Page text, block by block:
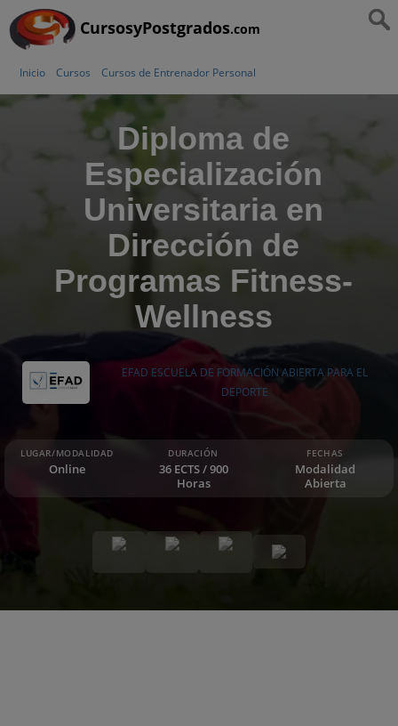
CursosyPostgrados.com
Inicio Cursos Cursos de Entrenador Personal
Diploma de
Especialización
Universitaria en
Dirección de
Programas Fitness-
Wellness
EFAD ESCUELA DE FORMACIÓN ABIERTA PARA EL
DEPORTE
LUGAR/MODALIDAD
Online
DURACIÓN
36 ECTS / 900
Horas
FECHAS
Modalidad
Abierta